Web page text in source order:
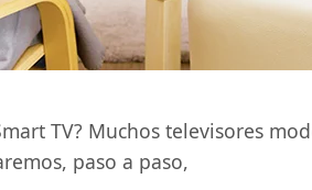
TV? Muchos televisores
paso a paso,